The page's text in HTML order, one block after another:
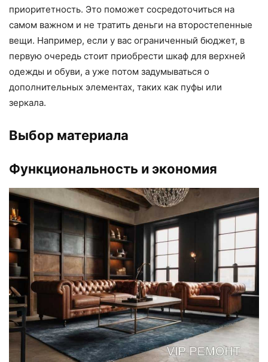
приоритетность. Это поможет сосредоточиться на
самом важном и не тратить деньги на второстепенные
вещи. Например, если у вас ограниченный бюджет, в
первую очередь стоит приобрести шкаф для верхней
одежды и обуви, а уже потом задумываться о
дополнительных элементах, таких как пуфы или
зеркала.
Выбор материала
Функциональность и экономия